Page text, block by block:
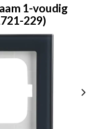
1-voudig
229)